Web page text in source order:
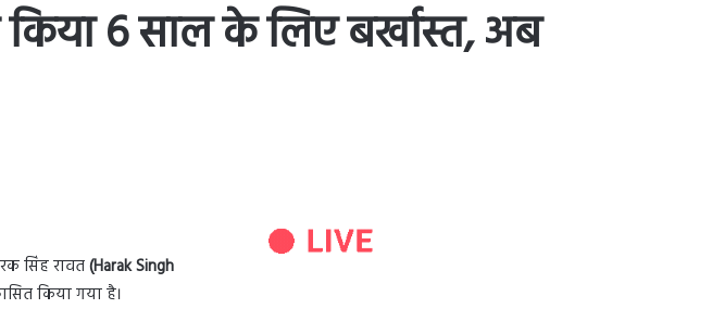
6 साल के लिए बर्खास्त, अब
सिंह रावत(Harak Singh
किया गया है।